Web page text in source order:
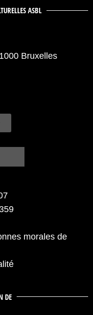
ASBL
Bruxelles
morales de
DE